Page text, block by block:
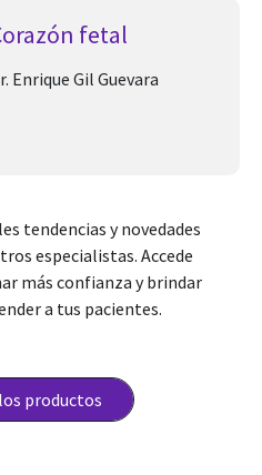
fetal
Enrique Gil Guevara
tendencias y novedades
especialistas. Accede
más confianza y brindar
a tus pacientes.
productos